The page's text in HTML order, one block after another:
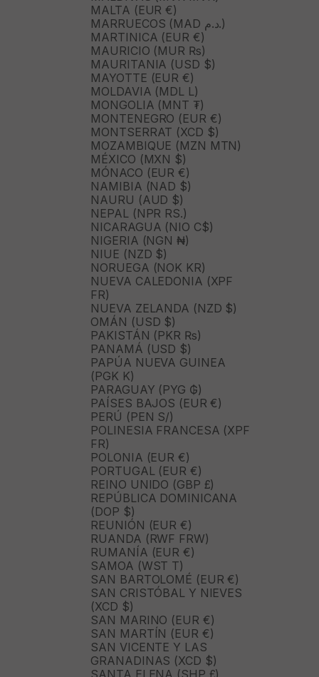
MALTA (EUR €)
MARRUECOS (MAD د.م.)
MARTINICA (EUR €)
MAURICIO (MUR ₨)
MAURITANIA (USD $)
MAYOTTE (EUR €)
MOLDAVIA (MDL L)
MONGOLIA (MNT ₮)
MONTENEGRO (EUR €)
MONTSERRAT (XCD $)
MOZAMBIQUE (MZN MTN)
MÉXICO (MXN $)
MÓNACO (EUR €)
NAMIBIA (NAD $)
NAURU (AUD $)
NEPAL (NPR RS.)
NICARAGUA (NIO C$)
NIGERIA (NGN ₦)
NIUE (NZD $)
NORUEGA (NOK KR)
NUEVA CALEDONIA (XPF
FR)
NUEVA ZELANDA (NZD $)
OMÁN (USD $)
PAKISTÁN (PKR ₨)
PANAMÁ (USD $)
PAPÚA NUEVA GUINEA
(PGK K)
PARAGUAY (PYG ₲)
PAÍSES BAJOS (EUR €)
PERÚ (PEN S/)
POLINESIA FRANCESA (XPF
FR)
POLONIA (EUR €)
PORTUGAL (EUR €)
REINO UNIDO (GBP £)
REPÚBLICA DOMINICANA
(DOP $)
REUNIÓN (EUR €)
RUANDA (RWF FRW)
RUMANÍA (EUR €)
SAMOA (WST T)
SAN BARTOLOMÉ (EUR €)
SAN CRISTÓBAL Y NIEVES
(XCD $)
SAN MARINO (EUR €)
SAN MARTÍN (EUR €)
SAN VICENTE Y LAS
GRANADINAS (XCD $)